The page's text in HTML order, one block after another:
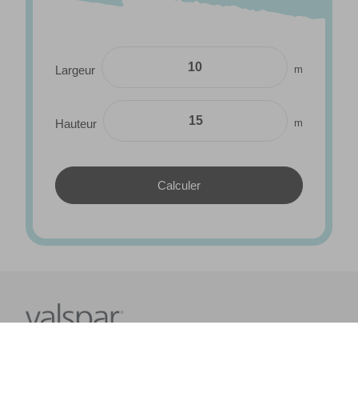
Largeur m
Hauteur m